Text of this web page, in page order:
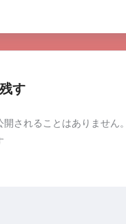
す
されることはありません。